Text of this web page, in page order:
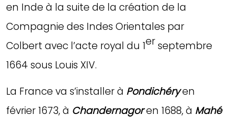
en Inde à la suite de la création de la
Compagnie des Indes Orientales par
Colbert avec l’acte royal du 1erseptembre
1664 sous Louis XIV.
La France va s’installer à Pondichéryen
février 1673, à Chandernagoren 1688, à Mahé